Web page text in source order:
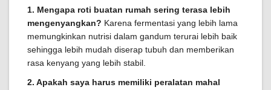
1. Mengapa roti buatan rumah sering terasa lebih
mengenyangkan? Karena fermentasi yang lebih lama
memungkinkan nutrisi dalam gandum terurai lebih baik
sehingga lebih mudah diserap tubuh dan memberikan
rasa kenyang yang lebih stabil.
2. Apakah saya harus memiliki peralatan mahal